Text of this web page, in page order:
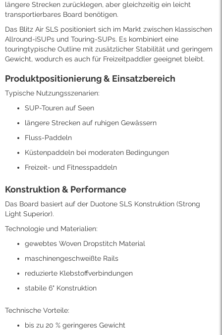
längere Strecken zurücklegen, aber gleichzeitig ein leicht
transportierbares Board benötigen.
Das Blitz Air SLS positioniert sich im Markt zwischen klassischen
Allround-iSUPs und Touring-SUPs. Es kombiniert eine
touringtypische Outline mit zusätzlicher Stabilität und geringem
Gewicht, wodurch es auch für Freizeitpaddler geeignet bleibt.
Produktpositionierung & Einsatzbereich
Typische Nutzungsszenarien:
SUP-Touren auf Seen
längere Strecken auf ruhigen Gewässern
Fluss-Paddeln
Küstenpaddeln bei moderaten Bedingungen
Freizeit- und Fitnesspaddeln
Konstruktion & Performance
Das Board basiert auf der Duotone SLS Konstruktion (Strong
Light Superior).
Technologie und Materialien:
gewebtes Woven Dropstitch Material
maschinengeschweißte Rails
reduzierte Klebstoffverbindungen
stabile 6" Konstruktion
Technische Vorteile:
bis zu 20 % geringeres Gewicht